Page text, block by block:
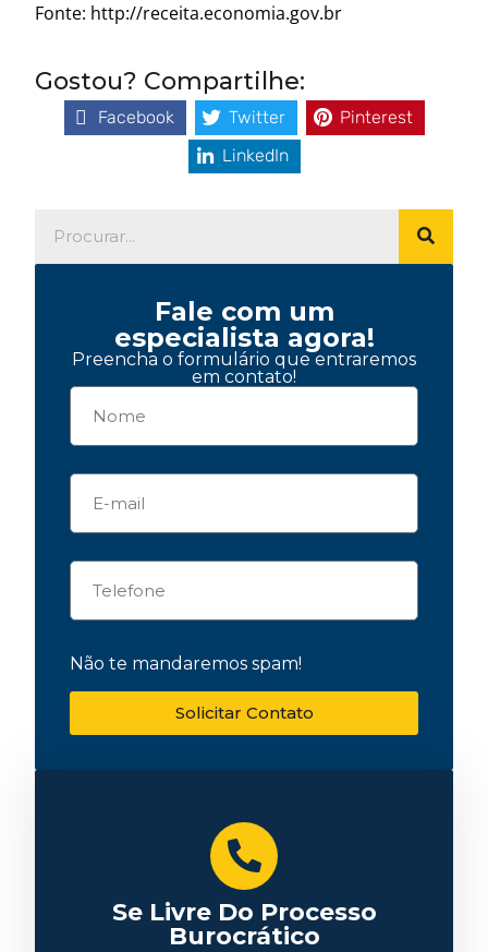
Fonte: http://receita.economia.gov.br
Gostou? Compartilhe:
Facebook Twitter
Pinterest
LinkedIn
Fale com um
especialista agora!
Preencha o formulário que entraremos
em contato!
Não te mandaremos spam!
Solicitar Contato
Se Livre Do Processo
Burocrático